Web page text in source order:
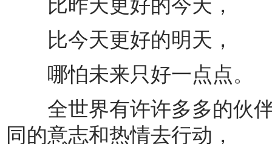
比昨天更好的今天，
比今天更好的明天，
哪怕未来只好一点点。
全世界有许许多多的伙伴
同的意志和热情去行动，